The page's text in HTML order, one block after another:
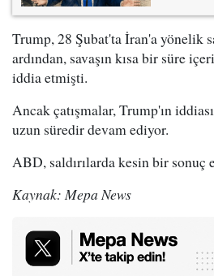
Trump, 28 Şubat'ta İran'a yönelik
ardından, savaşın kısa bir süre
iddia etmişti.
Ancak çatışmalar, Trump'ın
uzun süredir devam ediyor.
ABD, saldırılarda kesin bir sonuç
Kaynak: Mepa News